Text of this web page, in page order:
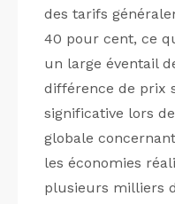
des tarifs
40 pour cent, ce
un large éventail
différence de prix
significative lors
globale
les économies
plusieurs milliers